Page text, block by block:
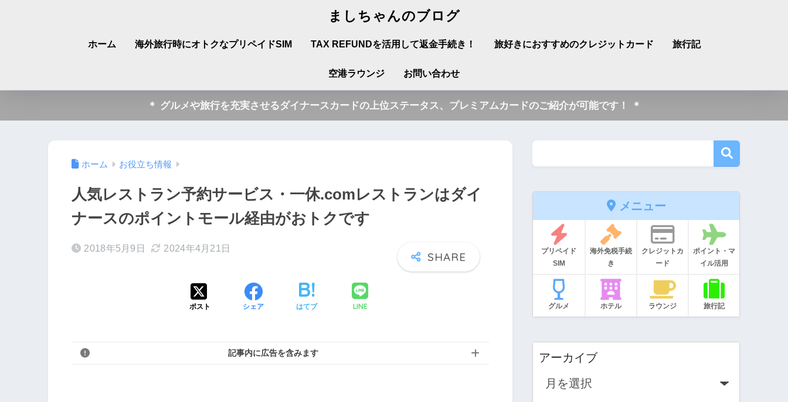
ましちゃんのブログ
ホーム 海外旅行時にオトクなプリペイドSIM TAX REFUNDを活用して返金手続き！ 旅好きにおすすめのクレジットカード 旅行記
空港ラウンジ お問い合わせ
＊ グルメや旅行を充実させるダイナースカードの上位ステータス、プレミアムカードのご紹介が可能です！ ＊
ホーム お役立ち情報
人気レストラン予約サービス・一休.comレストランはダイ
ナースのポイントモール経由がおトクです
2018年5月9日 2024年4月21日
ポスト シェア はてブ LINE
記事内に広告を含みます
メニュー
プリペイド
SIM
海外免税手続
き
クレジットカ
ード
ポイント・マ
イル活用
グルメ ホテル ラウンジ 旅行記
アーカイブ